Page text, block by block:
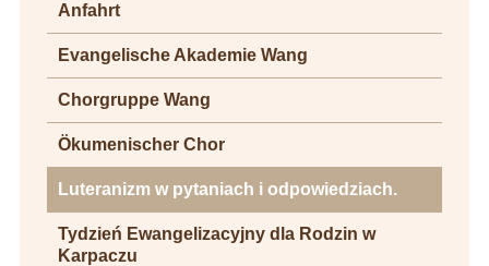
Anfahrt
Evangelische Akademie Wang
Chorgruppe Wang
Ökumenischer Chor
Luteranizm w pytaniach i odpowiedziach.
Tydzień Ewangelizacyjny dla Rodzin w
Karpaczu